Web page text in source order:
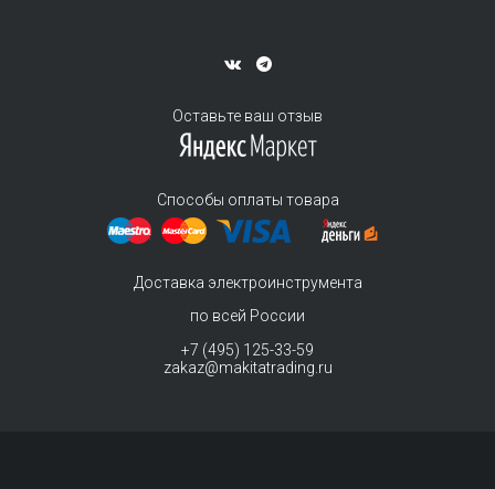
Оставьте ваш отзыв
Способы оплаты товара
Доставка электроинструмента
по всей России
+7 (495) 125-33-59
zakaz@makitatrading.ru